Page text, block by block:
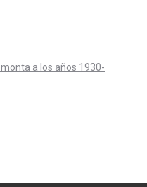
a los años 1930-